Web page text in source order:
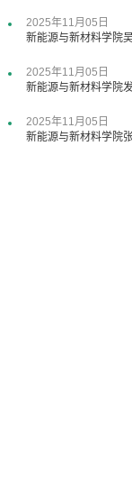
2025年11月05日
新能源与新材料学院
2025年11月05日
新能源与新材料学院
2025年11月05日
新能源与新材料学院